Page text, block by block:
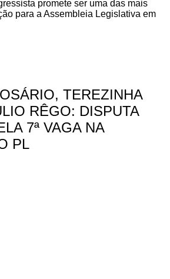
promete ser uma das mais
para a Assembleia Legislativa em
TEREZINHA
RÊGO: DISPUTA
7ª VAGA NA
PL